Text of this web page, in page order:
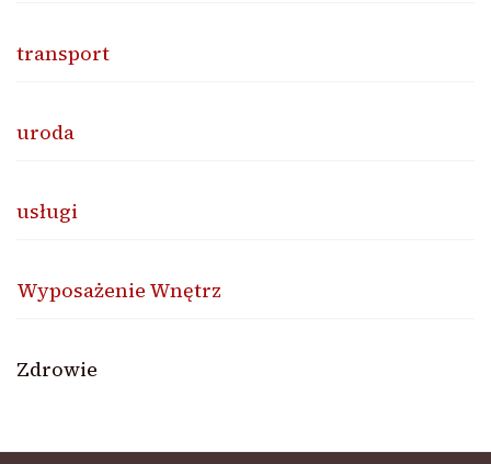
transport
uroda
usługi
Wyposażenie Wnętrz
Zdrowie